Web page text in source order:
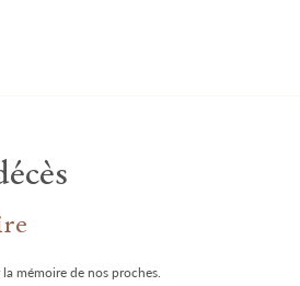
mémoire de nos proches.